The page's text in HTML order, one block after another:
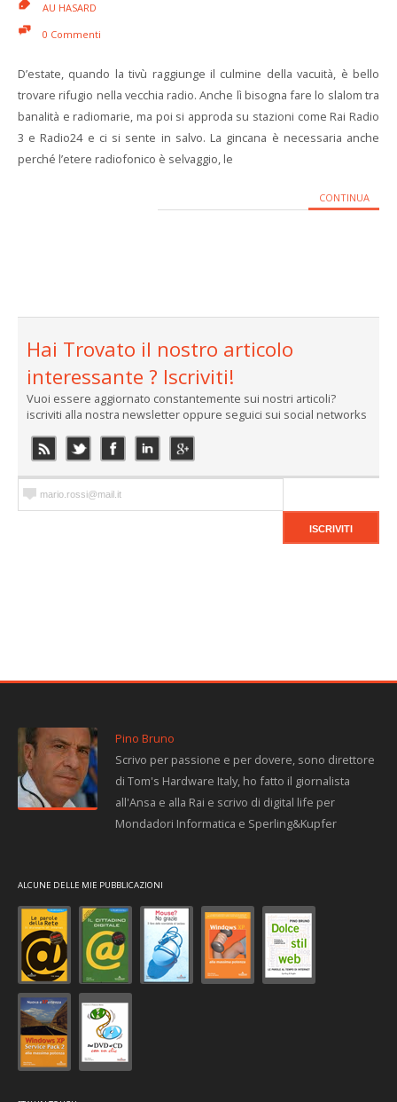
AU HASARD
0 Commenti
D’estate, quando la tivù raggiunge il culmine della vacuità, è bello
trovare rifugio nella vecchia radio. Anche lì bisogna fare lo slalom tra
banalità e radiomarie, ma poi si approda su stazioni come Rai Radio
3 e Radio24 e ci si sente in salvo. La gincana è necessaria anche
perché l’etere radiofonico è selvaggio, le
CONTINUA
Hai Trovato il nostro articolo
interessante ? Iscriviti!
Vuoi essere aggiornato constantemente sui nostri articoli?
iscriviti alla nostra newsletter oppure seguici sui social networks
Pino Bruno
Scrivo per passione e per dovere, sono direttore
di Tom's Hardware Italy, ho fatto il giornalista
all'Ansa e alla Rai e scrivo di digital life per
Mondadori Informatica e Sperling&Kupfer
ALCUNE DELLE MIE PUBBLICAZIONI